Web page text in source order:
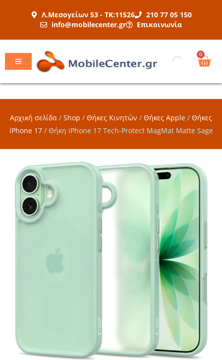
Λ.Μεσογείων 53 - ΤΚ:11526
210 77 05 150
info@mobilecenter.gr
Επικοινωνία
0
Αρχική σελίδα / Shop / Θήκες Κινητών / Θήκες Apple / Θήκες
iPhone 17/ Θήκη iPhone 17 Tech-Protect MagMat Matte Sage